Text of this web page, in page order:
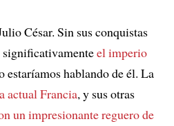
César. Sin sus conquistas
el imperio
estaríamos hablando de él. La
actual Francia, y sus otras
un impresionante reguero de